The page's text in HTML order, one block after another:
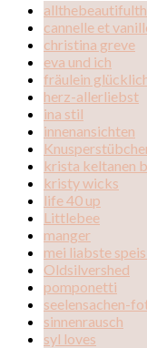
cannelle et
christina greve
eva und ich
fräulein
herz-allerliebst
ina stil
innenansichten
krista keltanen
kristy wicks
life 40 up
Littlebee
manger
mei liabste
Oldsilvershed
pomponetti
seelensachen-
sinnenrausch
syl loves